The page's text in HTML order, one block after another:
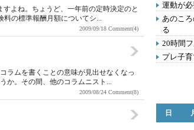
よね。ちょうど、一年前の定時決定のと
料の標準報酬月額についてシ...
2009/09/18 Comment(4)
ラムを書くことの意味が見出せなくなっ
か。その間、他のコラムニスト...
2009/08/24 Comment(8)
運動が
あのこ
る
20時間
プレ子
日